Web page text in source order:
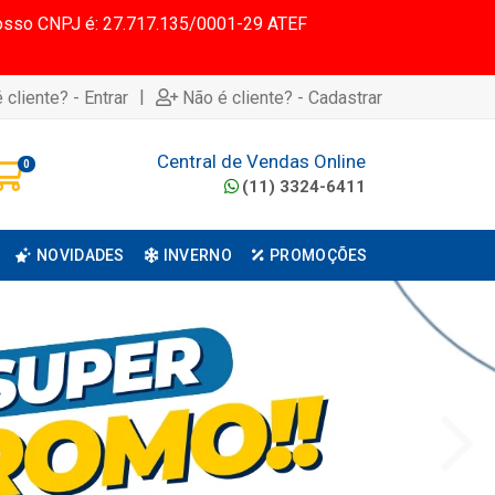
CNPJ é: 27.717.135/0001-29 ATEF
cliente? - Entrar | Não é cliente? - Cadastrar
0 Central de Vendas Online
(11) 3324-6411
NOVIDADES INVERNO PROMOÇÕES